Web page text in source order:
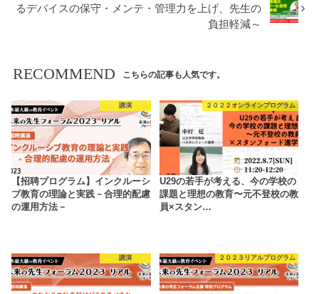
るデバイスの保守・メンテ・管理力を上げ、先生の
負担軽減～
RECOMMEND こちらの記事も人気です。
講演
【招聘プログラム】インクルーシ
ブ教育の理論と実践－合理的配慮
の運用方法－
２０２２オンラインプログラム
U29の若手が考える、今の学校の
課題と理想の教育〜元不登校の教
員×スタン…
講演 ２０２３リアルプログラム